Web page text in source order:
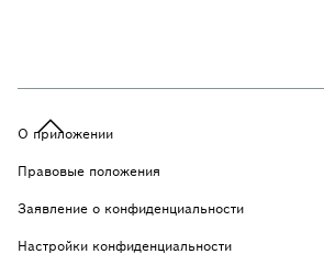
О приложении
Правовые положения
Заявление о конфиденциальности
Настройки конфиденциальности